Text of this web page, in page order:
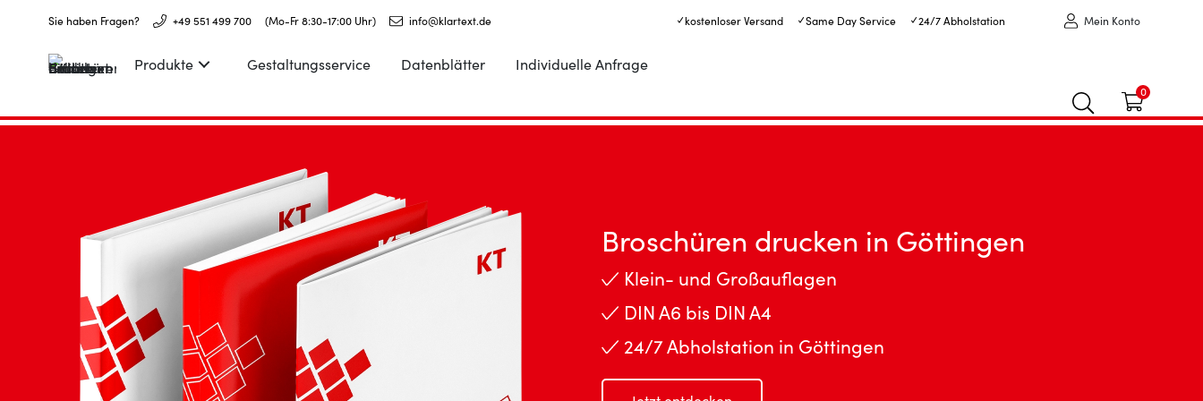
Sie haben Fragen? +49 551 499 700 (Mo-Fr 8:30-17:00 Uhr) info@klartext.de ✓ kostenloser Versand ✓ Same Day Service ✓ 24/7 Abholstation Mein Konto
Produkte Gestaltungsservice Datenblätter Individuelle Anfrage
0
Broschüren drucken in Göttingen
Klein- und Großauflagen
DIN A6 bis DIN A4
24/7 Abholstation in Göttingen